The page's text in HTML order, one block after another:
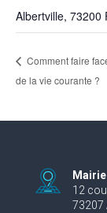
Albertville, 73200
Comment faire
de la vie courante ?
12
73207